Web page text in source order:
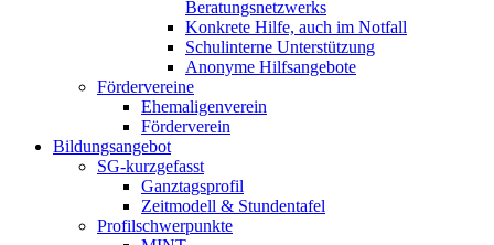
Beratungsnetzwerks
Konkrete Hilfe, auch im Notfall
Schulinterne Unterstützung
Anonyme Hilfsangebote
Fördervereine
Ehemaligenverein
Förderverein
Bildungsangebot
SG-kurzgefasst
Ganztagsprofil
Zeitmodell & Stundentafel
Profilschwerpunkte